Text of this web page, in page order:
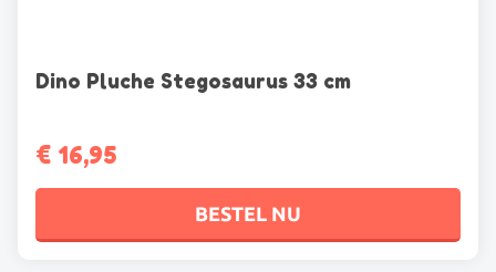
Dino Pluche Stegosaurus 33 cm
€ 16,95
BESTEL NU